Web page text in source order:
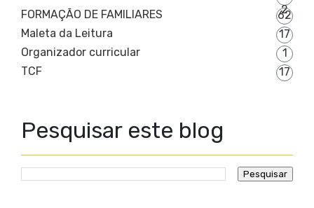
2
FORMAÇÃO DE FAMILIARES
62
Maleta da Leitura
17
Organizador curricular
1
TCF
17
Pesquisar este blog